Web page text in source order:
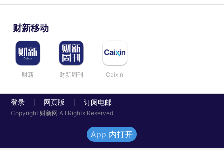
财新移动
财新 财新周刊 Caixin
登录 网页版 订阅电邮
Copyright 财新网 All Rights Reserved
App 内打开